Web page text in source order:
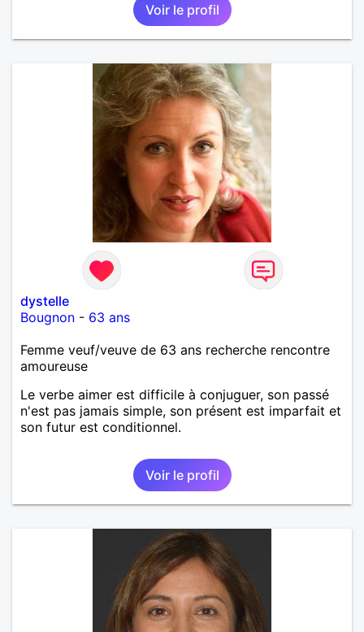
Voir le profil
dystelle
Bougnon - 63 ans
Femme veuf/veuve de 63 ans recherche rencontre
amoureuse
Le verbe aimer est difficile à conjuguer, son passé
n'est pas jamais simple, son présent est imparfait et
son futur est conditionnel.
Voir le profil